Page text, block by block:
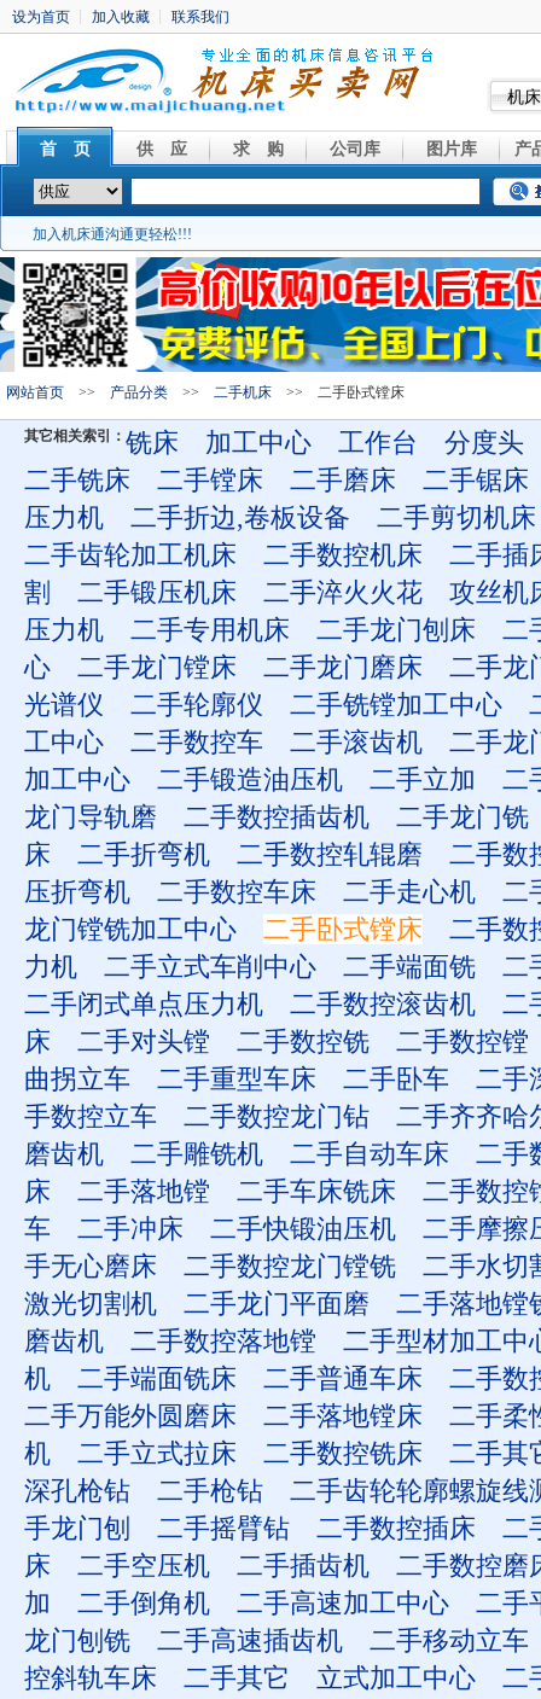
机
首 页 供 应 求 购 公司库 图片库 产
加入机床通沟通更轻松!!!
网站首页 >> 产品分类 >> 二手机床 >> 二手卧式镗床
其它相关索引： 铣床 加工中心 工作台
分度头
二手铣床
二手镗床 二手磨床
二手锯床
压力机
二手折边,卷板设备
二手剪切机床
二手齿轮加工机床
二手数控机床
二手插
割
二手锻压机床 二手淬火火花
攻丝机
压力机
二手专用机床 二手龙门刨床
二
心
二手龙门镗床 二手龙门磨床
二手龙
光谱仪
二手轮廓仪 二手铣镗加工中心
工中心
二手数控车 二手滚齿机
二手龙
加工中心
二手锻造油压机 二手立加
二
龙门导轨磨
二手数控插齿机
二手龙门铣
床
二手折弯机 二手数控轧辊磨
二手数
压折弯机
二手数控车床 二手走心机
二
龙门镗铣加工中心
二手卧式镗床
二手数
力机
二手立式车削中心 二手端面铣
二
二手闭式单点压力机
二手数控滚齿机
二
床
二手对头镗 二手数控铣
二手数控镗
曲拐立车
二手重型车床 二手卧车
二手
手数控立车
二手数控龙门钻
二手齐齐哈
磨齿机
二手雕铣机 二手自动车床
二手
床
二手落地镗 二手车床铣床
二手数控
车
二手冲床 二手快锻油压机
二手摩擦
手无心磨床
二手数控龙门镗铣
二手水切
激光切割机
二手龙门平面磨
二手落地镗
磨齿机
二手数控落地镗
二手型材加工中
机
二手端面铣床 二手普通车床
二手数
二手万能外圆磨床
二手落地镗床
二手柔
机
二手立式拉床 二手数控铣床
二手其
深孔枪钻
二手枪钻
二手齿轮轮廓螺旋线
手龙门刨
二手摇臂钻 二手数控插床
二
床
二手空压机 二手插齿机
二手数控磨
加
二手倒角机 二手高速加工中心
二手
龙门刨铣
二手高速插齿机
二手移动立车
控斜轨车床
二手其它 立式加工中心
二